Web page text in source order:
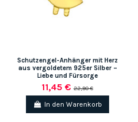
Schutzengel-Anhänger mit Herz
aus vergoldetem 925er Silber –
Liebe und Fürsorge
11,45 €22,90 €
In den Warenkorb